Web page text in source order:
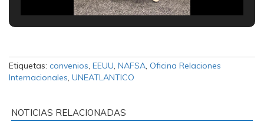
Etiquetas: convenios, EEUU, NAFSA, Oficina Relaciones
Internacionales, UNEATLANTICO
NOTICIAS RELACIONADAS